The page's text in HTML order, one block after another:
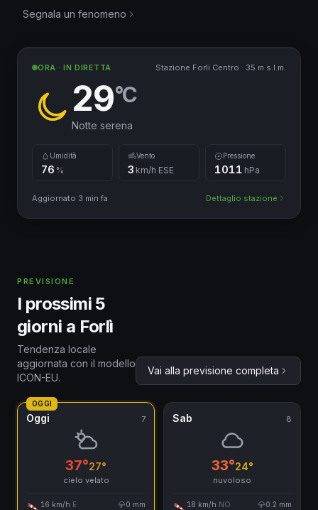
Segnala un fenomeno
ORA · IN DIRETTA Stazione Forli Centro · 35 m s.l.m.
29°C
Notte serena
Umidità
76 %
Vento
3 km/h ESE
Pressione
1011 hPa
Aggiornato 3 min fa Dettaglio stazione
PREVISIONE
I prossimi 5
giorni a Forlì
Tendenza locale
aggiornata con il modello
ICON-EU.
Vai alla previsione completa
OGGI
Oggi 7
37°27°
cielo velato
16 km/h E 0 mm
Sab 8
33°24°
nuvoloso
18 km/h NO 0.2 mm